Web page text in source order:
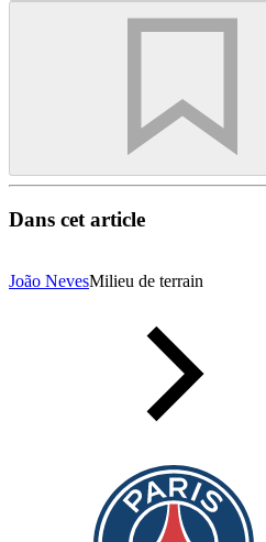
Dans cet article
João NevesMilieu de terrain